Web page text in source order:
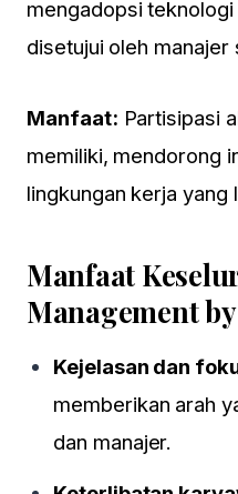
mengadopsi
disetujui oleh manajer
Manfaat: Partisipasi
memiliki, mendorong
lingkungan kerja yang
Manfaat
Management
Kejelasan dan
memberikan arah
dan manajer.